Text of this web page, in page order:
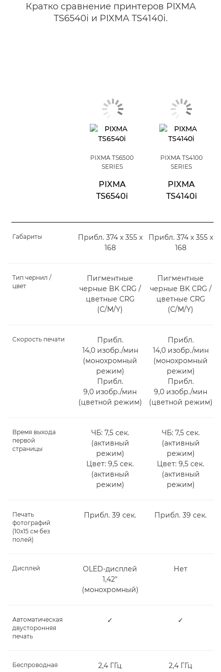
Кратко сравнение принтеров PIXMA
TS6540i и PIXMA TS4140i.
PIXMA TS6500
SERIES
PIXMA
TS6540i
PIXMA TS4100
SERIES
PIXMA
TS4140i
Габариты
Прибл. 374 x 355 x
168
Прибл. 374 x 355 x
168
Тип чернил /
цвет
Пигментные
черные BK CRG /
цветные CRG
(C/M/Y)
Пигментные
черные BK CRG /
цветные CRG
(C/M/Y)
Скорость печати
Прибл.
14,0 изобр./мин
(монохромный
режим)
Прибл.
9,0 изобр./мин
(цветной режим)
Прибл.
14,0 изобр./мин
(монохромный
режим)
Прибл.
9,0 изобр./мин
(цветной режим)
Время выхода
первой
страницы
ЧБ: 7,5 сек.
(активный
режим)
Цвет: 9,5 сек.
(активный
режим)
ЧБ: 7,5 сек.
(активный
режим)
Цвет: 9,5 сек.
(активный
режим)
Печать
фотографий
(10x15 см без
полей)
Прибл. 39 сек. Прибл. 39 сек.
Дисплей
OLED-дисплей
1,42"
(монохромный)
Нет
Автоматическая
двусторонняя
печать
✓ ✓
Беспроводная
2,4 ГГц 2,4 ГГц